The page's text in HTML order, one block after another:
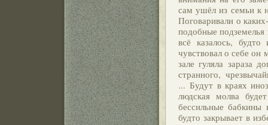
сам ушёл из семьи к
Поговаривали о
подобные
всё казалось,
чувствовал о себе он
зале гуляла зараза
странного,
... Будут в краях
людская молва
бессильные бабкины
будто закрывает в